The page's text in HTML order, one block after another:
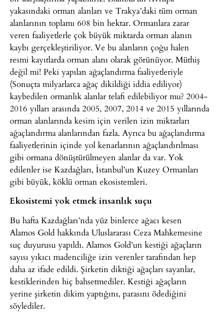
yakasındaki orman alanları ve Trakya’daki tüm orman
alanlarının toplamı 608 bin hektar. Ormanlara zarar
veren faaliyetlerle çok büyük miktarda orman alanın
kaybı gerçekleştiriliyor. Ve bu alanların çoğu halen
resmi kayıtlarda orman alanı olarak görünüyor. Müthiş
değil mi! Peki yapılan ağaçlandırma faaliyetleriyle
(Sonuçta milyarlarca ağaç dikildiği iddia ediliyor)
kaybedilen ormanlık alanlar telafi edilebiliyor mu? 2004-
2016 yılları arasında 2005, 2007, 2014 ve 2015 yıllarında
orman alanlarında kesim için verilen izin miktarları
ağaçlandırma alanlarından fazla. Ayrıca bu ağaçlandırma
faaliyetlerinin içinde yol kenarlarının ağaçlandırılması
gibi ormana dönüştürülmeyen alanlar da var. Yok
edilenler ise Kazdağları, İstanbul’un Kuzey Ormanları
gibi büyük, köklü orman ekosistemleri.
Ekosistemi yok etmek insanlık suçu
Bu hafta Kazdağları’nda yüz binlerce ağacı kesen
Alamos Gold hakkında Uluslararası Ceza Mahkemesine
suç duyurusu yapıldı. Alamos Gold’un kestiği ağaçların
sayısı yıkıcı madenciliğe izin verenler tarafından hep
daha az ifade edildi. Şirketin diktiği ağaçları sayanlar,
kestiklerinden hiç bahsetmediler. Kestiği ağaçların
yerine şirketin dikim yaptığını, parasını ödediğini
söylediler.